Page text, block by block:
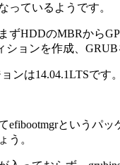
っているようです。
ずHDDのMBRから
ションを作成、GRUB
ンは14.04.1LTSです。
efibootmgrというパッ
う。